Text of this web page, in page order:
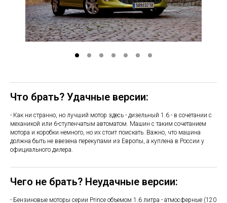
Что брать? Удачные версии:
- Как ни странно, но лучший мотор здесь - дизельный 1.6 - в сочетании с
механикой или 6-ступенчатым автоматом. Машин с таким сочетанием
мотора и коробки немного, но их стоит поискать. Важно, что машина
должна быть не ввезена перекупами из Европы, а куплена в России у
официального дилера.
Чего не брать? Неудачные версии:
- Бензиновые моторы серии Prince объемом 1.6 литра - атмосферные (120